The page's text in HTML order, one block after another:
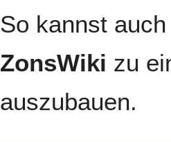
So kannst
ZonsWiki zu
auszubauen.